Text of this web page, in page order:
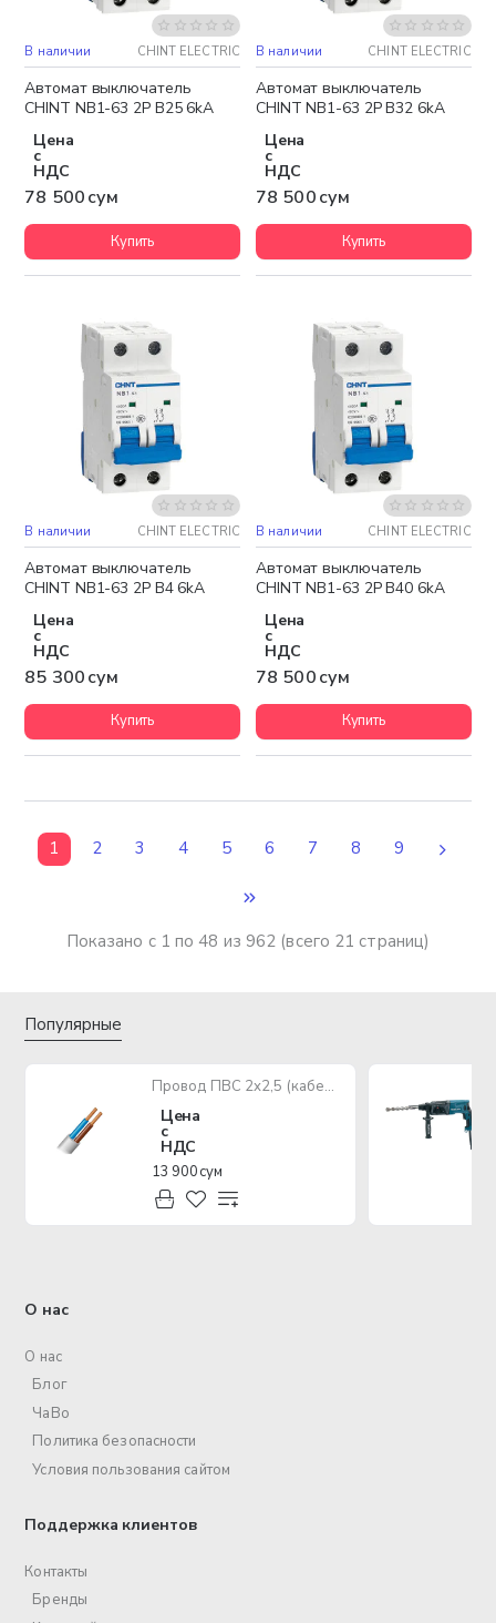
В наличии CHINT ELECTRIC
Автомат выключатель
CHINT NB1-63 2P B25 6kA
Цена
с
НДС
78 500 сум
Купить
В наличии CHINT ELECTRIC
Автомат выключатель
CHINT NB1-63 2P B32 6kA
Цена
с
НДС
78 500 сум
Купить
В наличии CHINT ELECTRIC
Автомат выключатель
CHINT NB1-63 2P B4 6kA
Цена
с
НДС
85 300 сум
Купить
В наличии CHINT ELECTRIC
Автомат выключатель
CHINT NB1-63 2P B40 6kA
Цена
с
НДС
78 500 сум
Купить
1 2 3 4 5 6 7 8 9
Показано с 1 по 48 из 962 (всего 21 страниц)
Популярные
Провод ПВС 2х2,5 (кабель медный многожильный)
Цена
с
НДС
13 900 сум
О нас
О нас
Блог
ЧаВо
Политика безопасности
Условия пользования сайтом
Поддержка клиентов
Контакты
Бренды